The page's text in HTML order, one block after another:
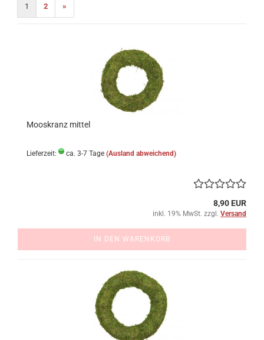
1 2 »
Mooskranz mittel
Lieferzeit: ca. 3-7 Tage (Ausland abweichend)
8,90 EUR
inkl. 19% MwSt. zzgl. Versand
IN DEN WARENKORB